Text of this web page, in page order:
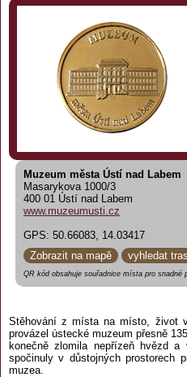
Muzeum města Ústí nad Labem
Masarykova 1000/3
400 01 Ústí nad Labem
www.muzeumusti.cz
GPS: 50.66083, 14.03417
Zobrazit na mapě
vyhledat
QR kód obsahuje souřadnice místa pro snadné
Stěhování z místa na místo, život
provázel ústecké muzeum přesně
konečně zlomila nepřízeň hvězd
spočinuly v důstojných prostorech
muzea.